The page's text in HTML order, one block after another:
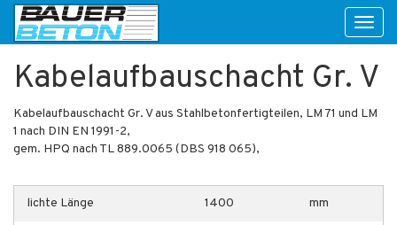
Kabelaufbauschacht Gr. V
Kabelaufbauschacht Gr. V aus Stahlbetonfertigteilen, LM 71 und LM
1 nach DIN EN 1991-2,
gem. HPQ nach TL 889.0065 (DBS 918 065),
lichte Länge 1400 mm